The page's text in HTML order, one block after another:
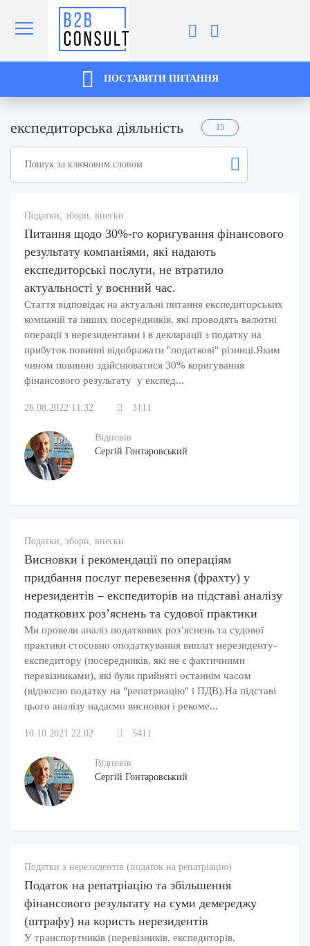
ПОСТАВИТИ ПИТАННЯ
експедиторська діяльність 15
Податки, збори, внески
Питання щодо 30%-го коригування фінансового
результату компаніями, які надають
експедиторські послуги, не втратило
актуальності у воєнний час.
Стаття відповідає на актуальні питання експедиторських
компаній та інших посередників, які проводять валютні
операції з нерезидентами і в декларації з податку на
прибуток повинні відображати "податкові" різниці.Яким
чином повинно здійснюватися 30% коригування
фінансового результату у експед...
26.08.2022 11:32 3111
Відповів
Сергій Гонтаровський
Податки, збори, внески
Висновки і рекомендації по операціям
придбання послуг перевезення (фрахту) у
нерезидентів – експедиторів на підставі аналізу
податкових роз’яснень та судової практики
Ми провели аналіз податкових роз’яснень та судової
практики стосовно оподаткування виплат нерезиденту-
експедитору (посередників, які не є фактичними
перевізниками), які були прийняті останнім часом
(відносно податку на "репатриацію" і ПДВ).На підставі
цього аналізу надаємо висновки і рекоме...
10.10.2021 22:02 5411
Відповів
Сергій Гонтаровський
Податки з нерезидентів (податок на репатріацію)
Податок на репатріацію та збільшення
фінансового результату на суми демереджу
(штрафу) на користь нерезидентів
У транспортників (перевізників, експедиторів,